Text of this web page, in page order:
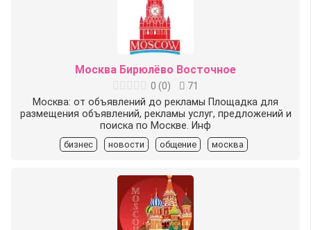
Москва Бирюлёво Восточное
0 (0)
71
Москва: от объявлений до рекламы Площадка для
размещения объявлений, рекламы услуг, предложений и
поиска по Москве. Инф
бизнес новости общение москва